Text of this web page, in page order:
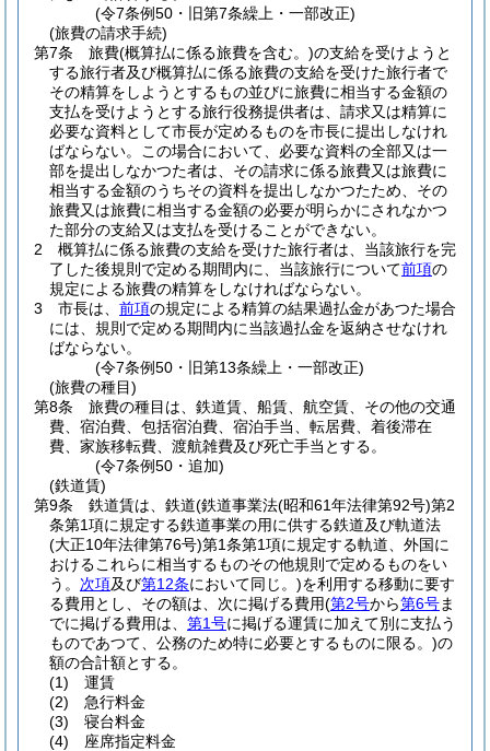
(令7条例50・旧第7条繰上・一部改正)
(旅費の請求手続)
第7条
旅費(概算払に係る旅費を含む。)の支給を受けようと
する旅行者及び概算払に係る旅費の支給を受けた旅行者で
その精算をしようとするもの並びに旅費に相当する金額の
支払を受けようとする旅行役務提供者は、請求又は精算に
必要な資料として市長が定めるものを市長に提出しなけれ
ばならない。
この場合において、必要な資料の全部又は一
部を提出しなかつた者は、その請求に係る旅費又は旅費に
相当する金額のうちその資料を提出しなかつたため、その
旅費又は旅費に相当する金額の必要が明らかにされなかつ
た部分の支給又は支払を受けることができない。
2
概算払に係る旅費の支給を受けた旅行者は、当該旅行を完
了した後規則で定める期間内に、当該旅行について前項の
規定による旅費の精算をしなければならない。
3
市長は、 前項の規定による精算の結果過払金があつた場合
には、規則で定める期間内に当該過払金を返納させなけれ
ばならない。
(令7条例50・旧第13条繰上・一部改正)
(旅費の種目)
第8条
旅費の種目は、鉄道賃、船賃、航空賃、その他の交通
費、宿泊費、包括宿泊費、宿泊手当、転居費、着後滞在
費、家族移転費、渡航雑費及び死亡手当とする。
(令7条例50・追加)
(鉄道賃)
第9条
鉄道賃は、鉄道(鉄道事業法(昭和61年法律第92号)第2
条第1項に規定する鉄道事業の用に供する鉄道及び軌道法
(大正10年法律第76号)第1条第1項に規定する軌道、外国に
おけるこれらに相当するものその他規則で定めるものをい
う。 次項及び第12条において同じ。)を利用する移動に要す
る費用とし、その額は、次に掲げる費用(第2号から第6号ま
でに掲げる費用は、 第1号に掲げる運賃に加えて別に支払う
ものであつて、公務のため特に必要とするものに限る。)の
額の合計額とする。
(1)
運賃
(2)
急行料金
(3)
寝台料金
(4)
座席指定料金